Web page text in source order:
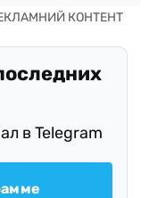
в Telegram